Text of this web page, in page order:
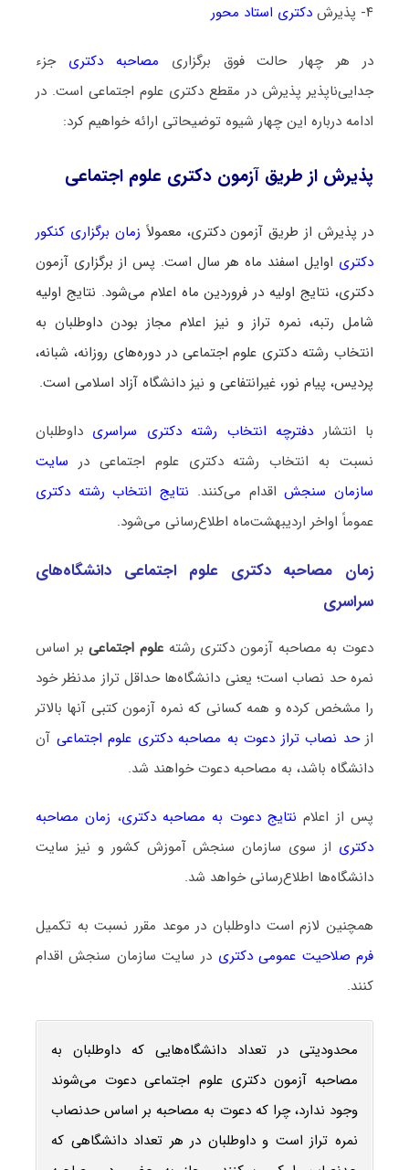
۴- پذیرش دکتری استاد محور
در هر چهار حالت فوق برگزاری مصاحبه دکتری جزء
جدایی‌ناپذیر پذیرش در مقطع دکتری علوم اجتماعی است. در
ادامه درباره این چهار شیوه توضیحاتی ارائه خواهیم کرد:
پذیرش از طریق آزمون دکتری علوم اجتماعی
در پذیرش از طریق آزمون دکتری، معمولاً زمان برگزاری کنکور
دکتری اوایل اسفند ماه هر سال است. پس از برگزاری آزمون
دکتری، نتایج اولیه در فروردین ماه اعلام می‌شود. نتایج اولیه
شامل رتبه، نمره‌ تراز و نیز اعلام مجاز بودن داوطلبان به
انتخاب رشته دکتری علوم اجتماعی در دوره‌های روزانه، شبانه،
پردیس، پیام نور، غیرانتفاعی و نیز دانشگاه آزاد اسلامی است.
با انتشار دفترچه انتخاب رشته دکتری سراسری داوطلبان
نسبت به انتخاب رشته دکتری علوم اجتماعی در سایت
سازمان سنجشاقدام می‌کنند. نتایج انتخاب رشته دکتری
عموماً اواخر اردیبهشت‌ماه اطلاع‌رسانی می‌شود.
زمان مصاحبه دکتری علوم اجتماعی دانشگاه‌های
سراسری
دعوت به مصاحبه آزمون دکتری رشته علوم اجتماعیبر اساس
نمره حد نصاب است؛ یعنی دانشگاه‌ها حداقل تراز مدنظر خود
را مشخص کرده و همه کسانی که نمره آزمون کتبی آنها بالاتر
ازحد نصاب تراز دعوت به مصاحبه دکتری علوم اجتماعی آن
دانشگاه باشد، به مصاحبه دعوت خواهند شد.
پس از اعلام نتایج دعوت به مصاحبه دکتری، زمان مصاحبه
دکتری از سوی سازمان سنجش آموزش کشور و نیز سایت
دانشگاه‌ها اطلاع‌رسانی خواهد شد.
همچنین لازم است داوطلبان در موعد مقرر نسبت به تکمیل
فرم صلاحیت عمومی دکتری در سایت سازمان سنجش اقدام
کنند.
محدودیتی در تعداد دانشگاه‌هایی که داوطلبان به
مصاحبه آزمون دکتری علوم اجتماعی دعوت می‌شوند
وجود ندارد، چرا که دعوت به مصاحبه بر اساس حدنصاب
نمره تراز است و داوطلبان در هر تعداد دانشگاهی که